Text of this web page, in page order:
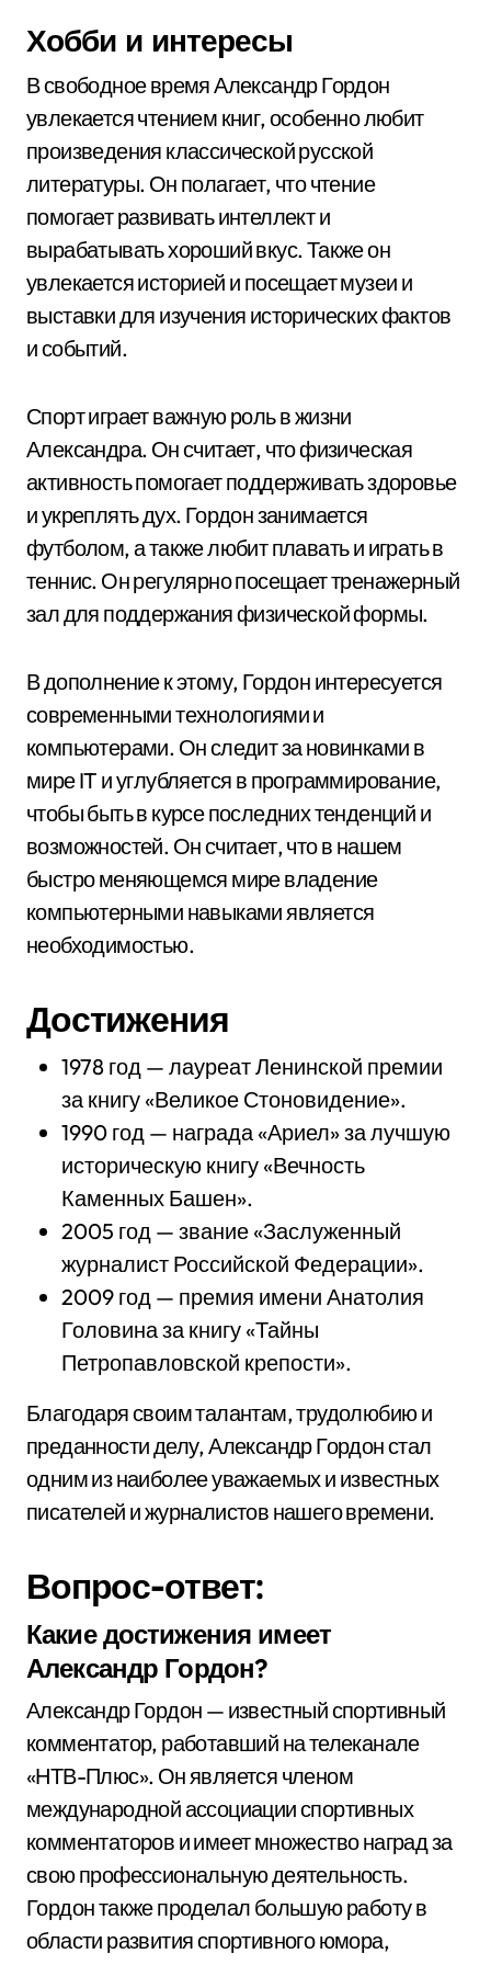
Хобби и интересы
В свободное время Александр Гордон
увлекается чтением книг, особенно любит
произведения классической русской
литературы. Он полагает, что чтение
помогает развивать интеллект и
вырабатывать хороший вкус. Также он
увлекается историей и посещает музеи и
выставки для изучения исторических фактов
и событий.
Спорт играет важную роль в жизни
Александра. Он считает, что физическая
активность помогает поддерживать здоровье
и укреплять дух. Гордон занимается
футболом, а также любит плавать и играть в
теннис. Он регулярно посещает тренажерный
зал для поддержания физической формы.
В дополнение к этому, Гордон интересуется
современными технологиями и
компьютерами. Он следит за новинками в
мире IT и углубляется в программирование,
чтобы быть в курсе последних тенденций и
возможностей. Он считает, что в нашем
быстро меняющемся мире владение
компьютерными навыками является
необходимостью.
Достижения
1978 год — лауреат Ленинской премии
за книгу «Великое Стоновидение».
1990 год — награда «Ариел» за лучшую
историческую книгу «Вечность
Каменных Башен».
2005 год — звание «Заслуженный
журналист Российской Федерации».
2009 год — премия имени Анатолия
Головина за книгу «Тайны
Петропавловской крепости».
Благодаря своим талантам, трудолюбию и
преданности делу, Александр Гордон стал
одним из наиболее уважаемых и известных
писателей и журналистов нашего времени.
Вопрос-ответ:
Какие достижения имеет
Александр Гордон?
Александр Гордон — известный спортивный
комментатор, работавший на телеканале
«НТВ-Плюс». Он является членом
международной ассоциации спортивных
комментаторов и имеет множество наград за
свою профессиональную деятельность.
Гордон также проделал большую работу в
области развития спортивного юмора,